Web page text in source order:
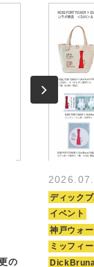
の
ディック
イベント
神戸ウォ
ミッフィー